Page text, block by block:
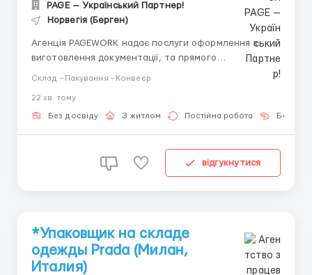
PAGE — Український Партнер!
Норвегія (Берген)
Агенція PAGEWORK надає послуги оформлення з
виготовлення документації, та прямого
підбору вакансії: Головний Рекрутер: Віталій
Шевченко Телефон для консультацій \ для підбору
Склад - Пакування - Конвеєр
22 хв. тому
Без досвіду З житлом Постійна робота Без
відгукнутися
*Упаковщик на складе
одежды Prada (Милан,
Италия)